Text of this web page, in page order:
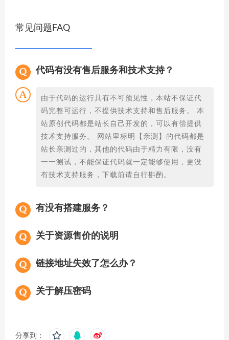
常见问题FAQ
代码有没有售后服务和技术支持？
由于代码的运行具有不可预见性，本站不保证代
码完整可运行，不提供技术支持和售后服务。 本
站原创代码都是站长自己开发的，可以有偿提供
技术支持服务。 网站里标明【亲测】的代码都是
站长亲测过的，其他的代码由于精力有限，没有
一一测试，不能保证代码就一定能够使用，更没
有技术支持服务，下载前请自行斟酌。
有没有搭建服务？
关于资源售价的说明
链接地址失效了怎么办？
关于解压密码
分享到：